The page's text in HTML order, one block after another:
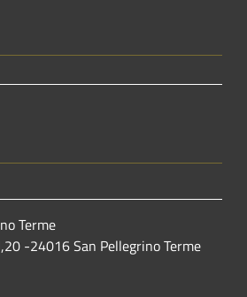
Terme
-24016 San Pellegrino Terme